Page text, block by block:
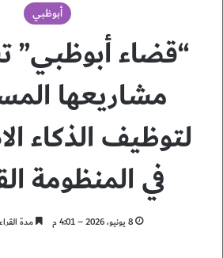
أبوظبي
“قضاء
مشاريعها
لتوظيف الذكاء
في المنظومة
8 يونيو، 2026 – 4:01 م مدة